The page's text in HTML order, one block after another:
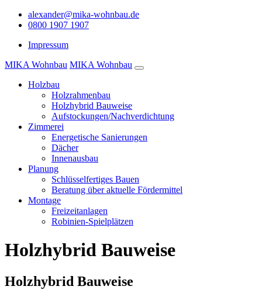
alexander@mika-wohnbau.de
0800 1907 1907
Impressum
MIKA Wohnbau MIKA Wohnbau
Holzbau
Holzrahmenbau
Holzhybrid Bauweise
Aufstockungen/Nachverdichtung
Zimmerei
Energetische Sanierungen
Dächer
Innenausbau
Planung
Schlüsselfertiges Bauen
Beratung über aktuelle Fördermittel
Montage
Freizeitanlagen
Robinien-Spielplätzen
Holzhybrid Bauweise
Holzhybrid Bauweise